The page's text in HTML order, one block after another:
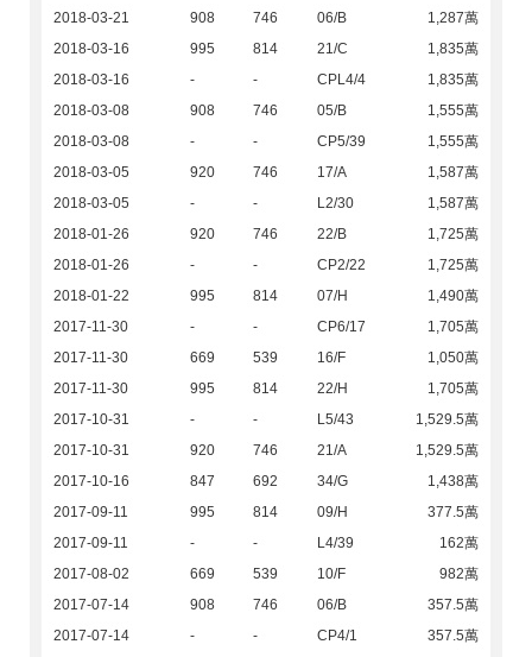
2018-03-21
908 746 06/B
1,287萬
2018-03-16
995 814 21/C
1,835萬
2018-03-16
- - CPL4/4
1,835萬
2018-03-08
908 746 05/B
1,555萬
2018-03-08
- - CP5/39
1,555萬
2018-03-05
920 746 17/A
1,587萬
2018-03-05
- - L2/30
1,587萬
2018-01-26
920 746 22/B
1,725萬
2018-01-26
- - CP2/22
1,725萬
2018-01-22
995 814 07/H
1,490萬
2017-11-30
- - CP6/17
1,705萬
2017-11-30
669 539 16/F
1,050萬
2017-11-30
995 814 22/H
1,705萬
2017-10-31
- - L5/43
1,529.5萬
2017-10-31
920 746 21/A
1,529.5萬
2017-10-16
847 692 34/G
1,438萬
2017-09-11
995 814 09/H
377.5萬
2017-09-11
- - L4/39
162萬
2017-08-02
669 539 10/F
982萬
2017-07-14
908 746 06/B
357.5萬
2017-07-14
- - CP4/1
357.5萬